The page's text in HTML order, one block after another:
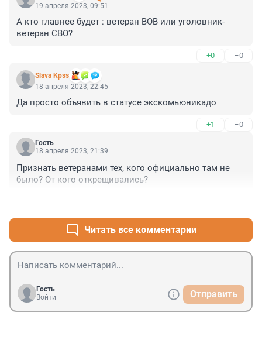
19 апреля 2023, 09:51
А кто главнее будет : ветеран ВОВ или уголовник-
ветеран СВО?
+0 –0
Slava Kpss
18 апреля 2023, 22:45
Да просто объявить в статусе экскомьюникадо
+1 –0
Гость
18 апреля 2023, 21:39
Признать ветеранами тех, кого официально там не
было? От кого открещивались?
Читать все комментарии
Гость
Войти
Отправить